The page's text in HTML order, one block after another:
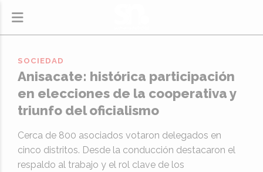
Anisacate: histórica participación
en elecciones de la cooperativa y
triunfo del oficialismo
Cerca de 800 asociados votaron delegados en
cinco distritos. Desde la conducción destacaron el
respaldo al trabajo y el rol clave de los
SOCIEDAD